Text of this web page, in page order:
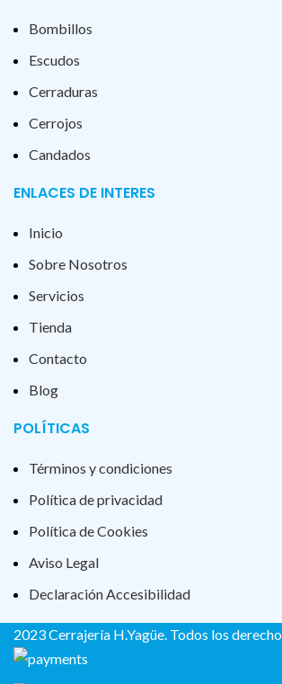
Bombillos
Escudos
Cerraduras
Cerrojos
Candados
ENLACES DE INTERES
Inicio
Sobre Nosotros
Servicios
Tienda
Contacto
Blog
POLÍTICAS
Términos y condiciones
Política de privacidad
Política de Cookies
Aviso Legal
Declaración Accesibilidad
2023 Cerrajería H.Yagüe. Todos los